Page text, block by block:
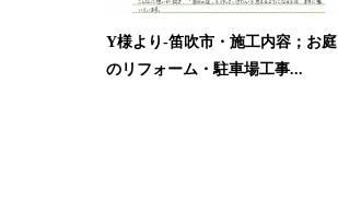
Y様より-笛吹市・施工内容；お庭
のリフォーム・駐車場工事...